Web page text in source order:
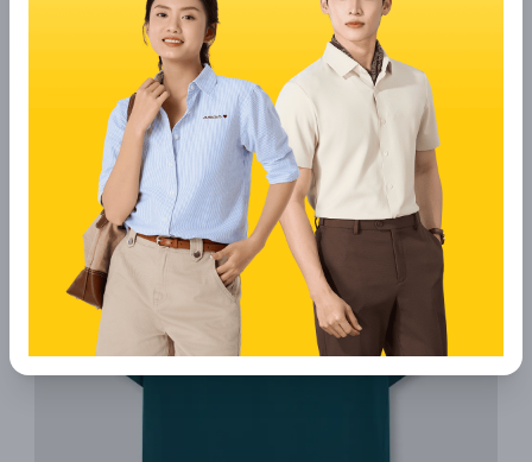
vải và chọn form phù hợp với dáng người. Với thời tiết
TP.HCM, các mẫu áo phông
thoáng, nhẹ, dễ thấm hút
sẽ là lựa chọn thực tế hơn.